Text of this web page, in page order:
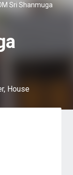
Sri Shanmuga
House